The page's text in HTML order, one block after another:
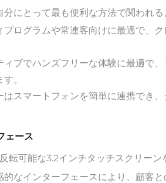
にとって最も便利な方法で関われる
ログラムや常連客向けに最適で、
ィブでハンズフリーな体験に最適で
。
スマートフォンを簡単に連携でき
ェース
転可能な3.2インチタッチスクリー
なインターフェースにより、顧客